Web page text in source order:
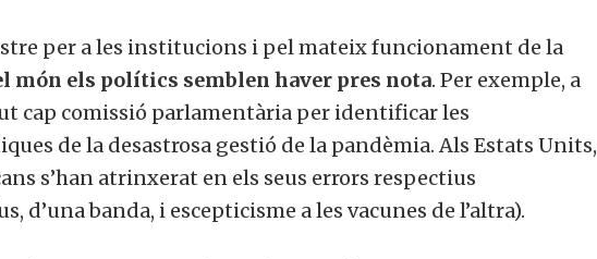
per a les institucions i pel mateix funcionament de la
món els polítics semblen haver pres nota. Per exemple, a
cap comissió parlamentària per identificar les
de la desastrosa gestió de la pandèmia. Als Estats Units,
s’han atrinxerat en els seus errors respectius
d’una banda, i escepticisme a les vacunes de l’altra).